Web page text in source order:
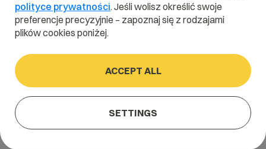
J
K L M N O P Q
S
T U V
Home/Dictionary/Marketing internetowy/
Reklamy TrueView in-Stream
polityce prywatności. Jeśli wolisz określić swoje
preferencje precyzyjnie – zapoznaj się z rodzajami
plików cookies poniżej.
ACCEPT ALL
SETTINGS